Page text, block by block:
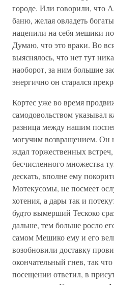
городе. Или говорили, что
баню, желая овладеть
нацепили на себя мешики
Думаю, что это враки. Во
выяснялось, что нет тут
наоборот, за ним большие
энергично он старался
Кортес уже во время
самодовольством указывал
разница между нашим
могучим возвращением. Он
ждал торжественных
бесчисленного множества
дескать, вполне ему
Мотекусомы, не посмеет
хотения, а дары так и
будто вымерший Тескоко
дальше, тем больше росло
самом Мешико ему и его
возобновили доставку
окончательный гнев, так
посещении ответил, в